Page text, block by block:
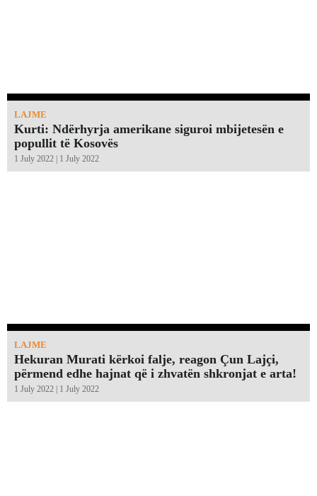
LAJME
Kurti: Ndërhyrja amerikane siguroi mbijetesën e
popullit të Kosovës
1 July 2022 | 1 July 2022
LAJME
Hekuran Murati kërkoi falje, reagon Çun Lajçi,
përmend edhe hajnat që i zhvatën shkronjat e arta!￼
1 July 2022 | 1 July 2022